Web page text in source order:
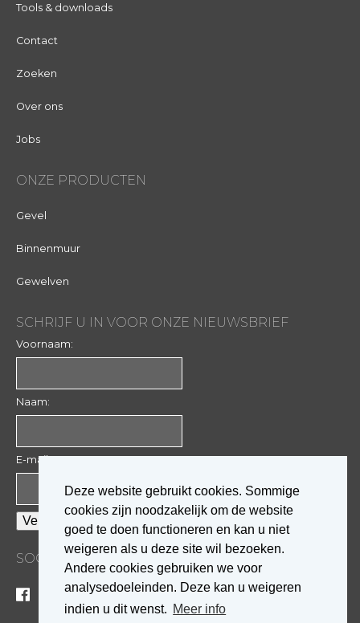
Deze website gebruikt cookies. Sommige
cookies zijn noodzakelijk om de website
goed te doen functioneren en kan u niet
weigeren als u deze site wil bezoeken.
Andere cookies gebruiken we voor
analysedoeleinden. Deze kan u weigeren
indien u dit wenst. Meer info
Tools & downloads
Contact
Zoeken
Over ons
Jobs
ONZE PRODUCTEN
Gevel
Binnenmuur
Gewelven
SCHRIJF U IN VOOR ONZE NIEUWSBRIEF
Voornaam:
Naam:
E-mail:
SOCIALE MEDIA